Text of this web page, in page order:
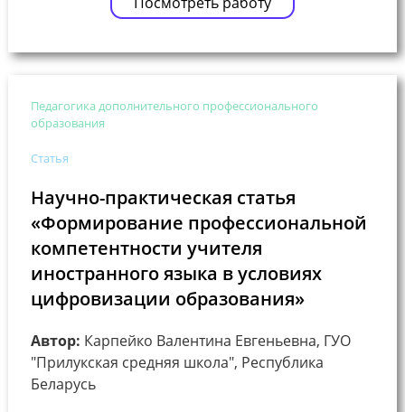
Педагогика дополнительного профессионального
образования
Статья
Научно-практическая статья
«Формирование профессиональной
компетентности учителя
иностранного языка в условиях
цифровизации образования»
Автор: Карпейко Валентина Евгеньевна, ГУО
"Прилукская средняя школа", Республика
Беларусь